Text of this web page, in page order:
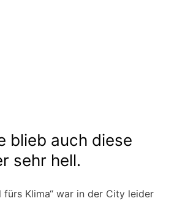
blieb auch diese
sehr hell.
fürs Klima“ war in der City leider